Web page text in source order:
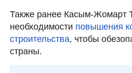
Также ранее Касым-Жомарт
необходимости повышения
строительства, чтобы
страны.